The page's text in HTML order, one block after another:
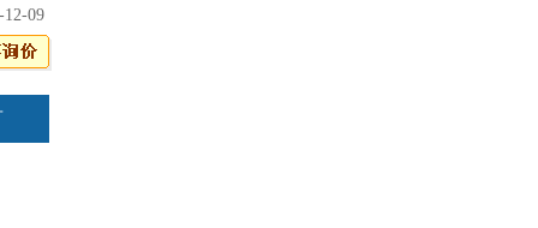
12-09